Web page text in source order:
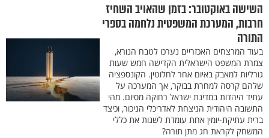
השישה באוקטובר: בזמן שהאויב השחיז
חרבות, המערכת המשפטית נלחמה בספרי
התורה
בעוד המרצחים האכזריים נערכו לטבח הנורא,
צמרת המשפט הישראלית הקדישה חמש שעות
גורליות למאבק באיום אחר לחלוטין. הקונספציה
שלהם קרסה למחרת בבוקר, אך המערכה על
עתיד היהדות במדינת ישראל רחוקה מסיום. מהי
התשובה היהודית הניצחת לאדריכלי הניכור, וכיצד
ברית עתיקת-יומין אחת עומדת לשנות את כללי
המשחק לקראת חג מתן תורה?